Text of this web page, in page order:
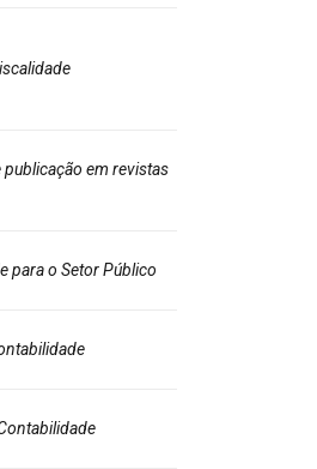
em revistas
para o Setor Público